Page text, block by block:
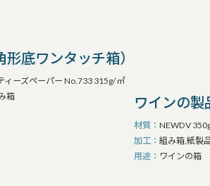
底ワンタッチ箱）
ィーズペーパー No.733 315g/㎡
箱
ワインの製
材質
NEWDV
加工
組み箱,紙製
用途
ワインの箱